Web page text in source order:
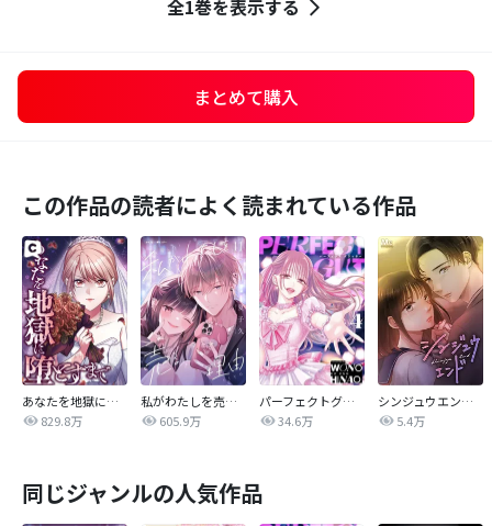
全1巻を表示する
まとめて購入
この作品の読者によく読まれている作品
あなたを地獄に堕とすまで
829.8万
私がわたしを売る理由
605.9万
パーフェクトグリッター
34.6万
シンジュウエンド【タテヨミ】
5.4万
同じジャンルの人気作品